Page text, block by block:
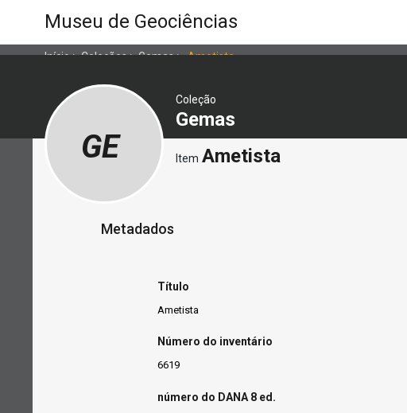
Museu de Geociências
Início>Coleções>Gemas>Ametista
Coleção
Gemas
GE Item Ametista
Metadados
Título
Ametista
Número do inventário
6619
número do DANA 8 ed.